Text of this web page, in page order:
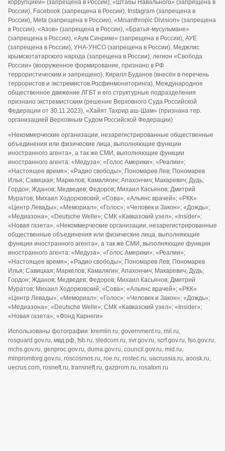
коррупцией» (запрещена в России), «Штабы Навального» (запрещена в
России), Facebook (запрещена в России), Instagram (запрещена в
России), Meta (запрещена в России), «Misanthropic Division» (запрещена
в России), «Азов» (запрещена в России), «Братья-мусульмане»
(запрещена в России), «Аум Синрике» (запрещена в России), АУЕ
(запрещена в России), УНА-УНСО (запрещена в России), Меджлис
крымскотатарского народа (запрещена в России), легион «Свобода
России» (вооруженное формирование, признано в РФ
террористическим и запрещено), Кирилл Буданов (внесён в перечень
террористов и экстремистов Росфинмониторинга), Международное
общественное движение ЛГБТ и его структурные подразделения
признано экстремистским (решение Верховного Суда Российской
Федерации от 30.11.2023), «Хайят Тахрир аш-Шам» (признана тер.
организацией Верховным Судом Российской Федерации)
«Некоммерческие организации, незарегистрированные общественные
объединения или физические лица, выполняющие функции
иностранного агента», а так же СМИ, выполняющие функции
иностранного агента: «Медуза»; «Голос Америки»; «Реалии»;
«Настоящее время»; «Радио свободы»; Пономарев Лев; Пономарев
Илья; Савицкая; Маркелов; Камалягин; Апахончич; Макаревич; Дудь;
Гордон; Жданов; Медведев; Федоров; Михаил Касьянов; Дмитрий
Муратов; Михаил Ходорковский; «Сова»; «Альянс врачей»; «РКК»
«Центр Левады»; «Мемориал»; «Голос»; «Человек и Закон»; «Дождь»;
«Медиазона»; «Deutsche Welle»; СМК «Кавказский узел»; «Insider»;
«Новая газета», «Некоммерческие организации, незарегистрированные
общественные объединения или физические лица, выполняющие
функции иностранного агента», а так же СМИ, выполняющие функции
иностранного агента: «Медуза»; «Голос Америки»; «Реалии»;
«Настоящее время»; «Радио свободы»; Пономарев Лев; Пономарев
Илья; Савицкая; Маркелов; Камалягин; Апахончич; Макаревич; Дудь;
Гордон; Жданов; Медведев; Федоров; Михаил Касьянов; Дмитрий
Муратов; Михаил Ходорковский; «Сова»; «Альянс врачей»; «РКК»
«Центр Левады»; «Мемориал»; «Голос»; «Человек и Закон»; «Дождь»;
«Медиазона»; «Deutsche Welle»; СМК «Кавказский узел»; «Insider»;
«Новая газета»; «Фонд Карнеги»
Использованы фотографии: kremlin.ru, government.ru, mil.ru,
rosguard.gov.ru, мвд.рф, fsb.ru, sledcom.ru, svr.gov.ru, scrf.gov.ru, fso.gov.ru,
mchs.gov.ru, genproc.gov.ru, duma.gov.ru, council.gov.ru, mid.ru,
minpromtorg.gov.ru, roscosmos.ru, roe.ru, rostec.ru, uacrussia.ru, aoosk.ru,
uecrus.com, rosneft.ru, transneft.ru, gazprom.ru, rosatom.ru